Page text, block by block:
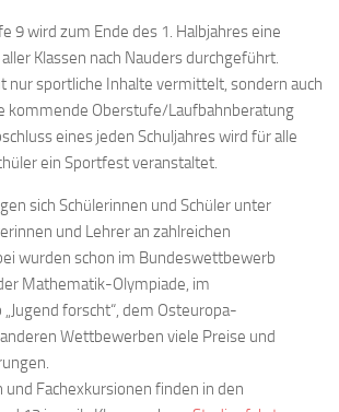
9 wird zum Ende des 1. Halbjahres eine
Klassen nach Nauders durchgeführt.
nur sportliche Inhalte vermittelt, sondern auch
kommende Oberstufe/Laufbahnberatung
eines jeden Schuljahres wird für alle
ein Sportfest veranstaltet.
sich Schülerinnen und Schüler unter
und Lehrer an zahlreichen
wurden schon im Bundeswettbewerb
Mathematik-Olympiade, im
forscht“, dem Osteuropa-
Wettbewerben viele Preise und
Fachexkursionen finden in den